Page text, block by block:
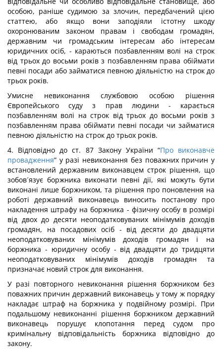
особою, раніше судимою за злочин, передбачений цією
статтею, або якщо вони заподіяли істотну шкоду
охоронюваним законом правам і свободам громадян,
державним чи громадським інтересам або інтересам
юридичних осіб, - караються позбавленням волі на строк
від трьох до восьми років з позбавленням права обіймати
певні посади або займатися певною діяльністю на строк до
трьох років.
Умисне невиконання службовою особою рішення
Європейського суду з прав людини - карається
позбавленням волі на строк від трьох до восьми років з
позбавленням права обіймати певні посади чи займатися
певною діяльністю на строк до трьох років.
4. Відповідно до ст. 87 Закону України “Про виконавче
провадження” у разі невиконання без поважних причин у
встановлений державним виконавцем строк рішення, що
зобов´язує боржника виконати певні дії, які можуть бути
виконані лише боржником, та рішення про поновлення на
роботі державний виконавець виносить постанову про
накладення штрафу на боржника - фізичну особу в розмірі
від двох до десяти неоподатковуваних мінімумів доходів
громадян, на посадових осіб - від десяти до двадцяти
неоподатковуваних мінімумів доходів громадян і на
боржника - юридичну особу - від двадцяти до тридцяти
неоподатковуваних мінімумів доходів громадян та
призначає новий строк для виконання.
У разі повторного невиконання рішення боржником без
поважних причин державний виконавець у тому ж порядку
накладає штраф на боржника у подвійному розмірі. При
подальшому невиконанні рішення боржником державний
виконавець порушує клопотання перед судом про
кримінальну відповідальність боржника відповідно до
закону.